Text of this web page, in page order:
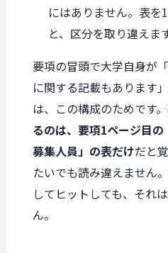
にはありません。表を
と、区分を取り違えます
要項の冒頭で大学自身が
に関する記載もあります
は、この構成のためです。
るのは、要項1ページ目
募集人員」の表だけだと
たいでも読み違えません
してヒットしても、それ
ん。